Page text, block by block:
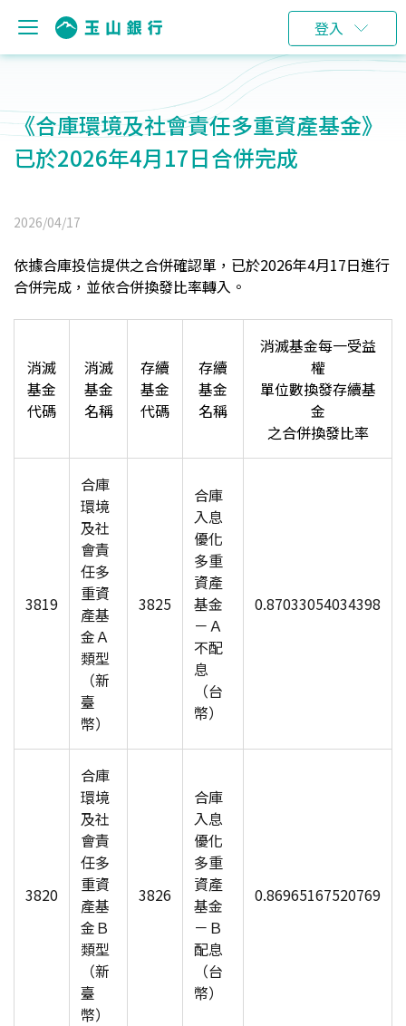
登入
《合庫環境及社會責任多重資產基金》
已於2026年4月17日合併完成
2026/04/17
依據合庫投信提供之合併確認單，已於2026年4月17日進行
合併完成， 並依合併換發比率轉入。
消滅
基金
代碼
消滅
基金
名稱
存續
基金
代碼
存續
基金
名稱
消滅基金每一受益
權
單位數換發存續基
金
之合併換發比率
3819
合庫
環境
及社
會責
任多
重資
產基
金Ａ
類型
（新
臺
幣）
3825
合庫
入息
優化
多重
資產
基金
－Ａ
不配
息
（台
幣）
0.87033054034398
3820
合庫
環境
及社
會責
任多
重資
產基
金Ｂ
類型
（新
臺
幣）
3826
合庫
入息
優化
多重
資產
基金
－Ｂ
配息
（台
幣）
0.86965167520769